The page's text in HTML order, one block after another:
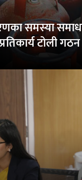
समस्या
प्रतिकार्य टोली गठन